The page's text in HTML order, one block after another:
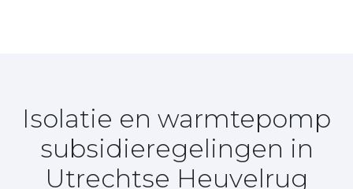
Isolatie en warmtepomp
subsidieregelingen in
Utrechtse Heuvelrug